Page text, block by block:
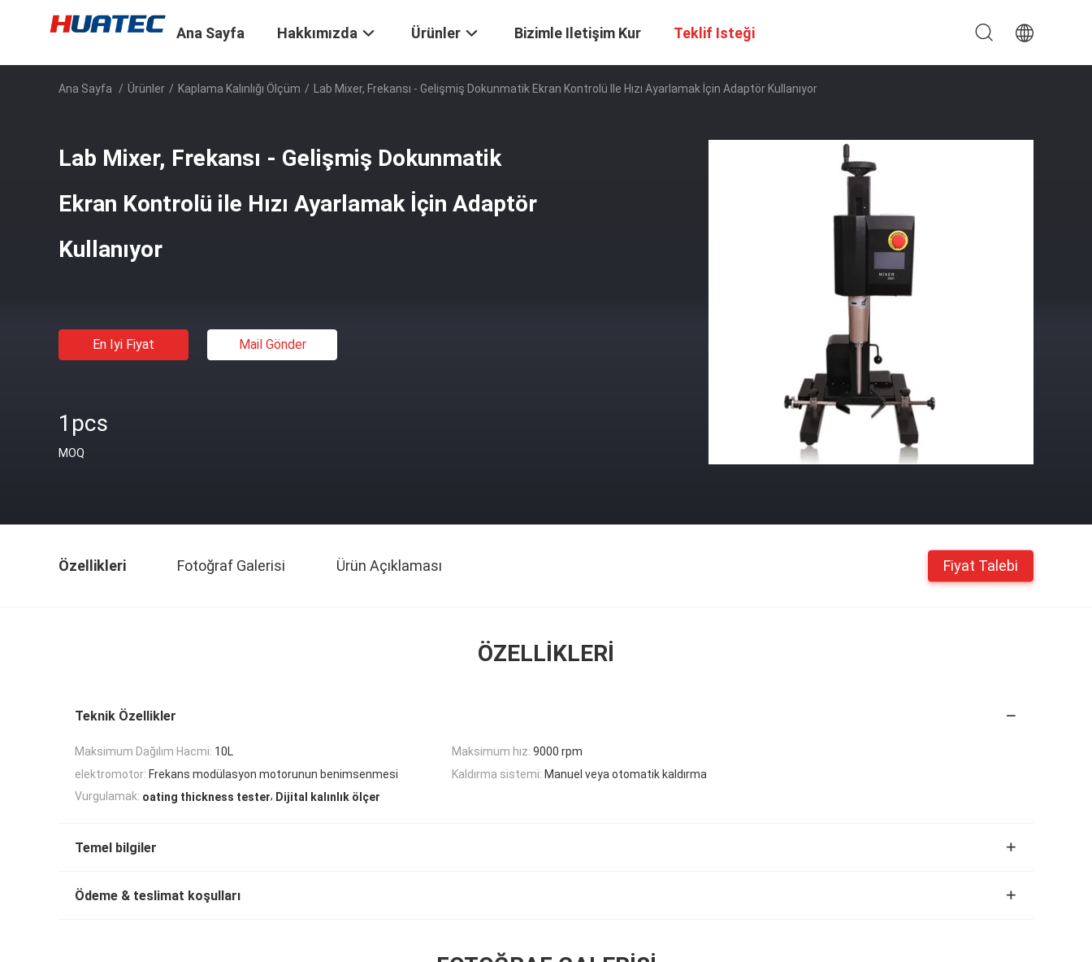
Ana Sayfa Hakkımızda Ürünler Bizimle Iletişim Kur Teklif Isteği
Ana Sayfa / Ürünler / Kaplama Kalınlığı Ölçüm / Lab Mixer, Frekansı - Gelişmiş Dokunmatik Ekran Kontrolü Ile Hızı Ayarlamak İçin Adaptör Kullanıyor
Lab Mixer, Frekansı - Gelişmiş Dokunmatik
Ekran Kontrolü ile Hızı Ayarlamak İçin Adaptör
Kullanıyor
En Iyi Fiyat Mail Gönder
1pcs
MOQ
Özellikleri Fotoğraf Galerisi Ürün Açıklaması Fiyat Talebi
ÖZELLIKLERI
Teknik Özellikler
Maksimum Dağılım Hacmi: 10L Maksimum hız: 9000 rpm
elektromotor: Frekans modülasyon motorunun benimsenmesi Kaldırma sistemi: Manuel veya otomatik kaldırma
Vurgulamak: oating thickness tester, Dijital kalınlık ölçer
Temel bilgiler
Ödeme & teslimat koşulları